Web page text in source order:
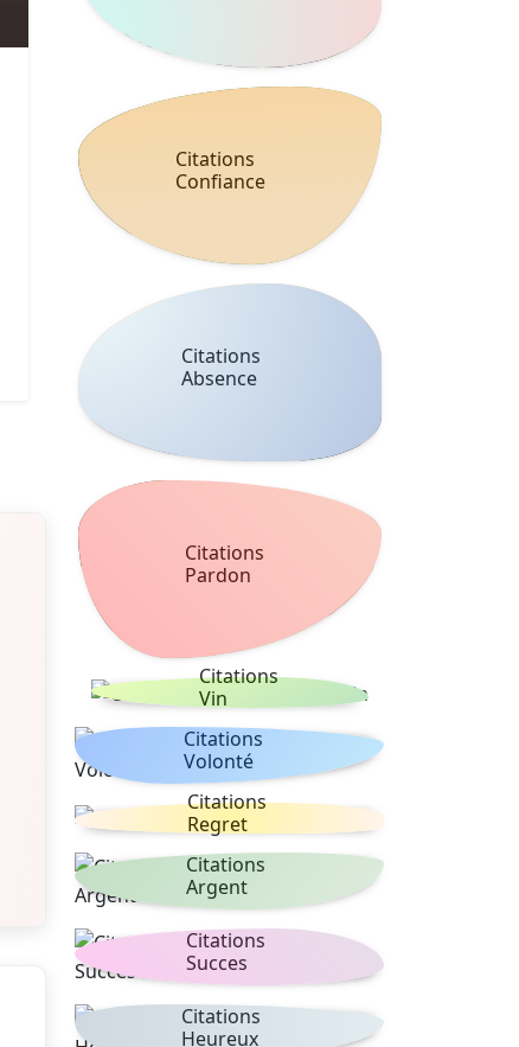
Citations
Confiance
Citations
Absence
Citations
Pardon
Citations
Vin
Citations
Volonté
Citations
Regret
Citations
Argent
Citations
Succes
Citations
Heureux